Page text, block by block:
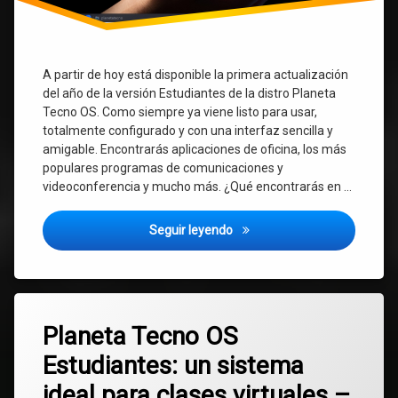
A partir de hoy está disponible la primera actualización
del año de la versión Estudiantes de la distro Planeta
Tecno OS. Como siempre ya viene listo para usar,
totalmente configurado y con una interfaz sencilla y
amigable. Encontrarás aplicaciones de oficina, los más
populares programas de comunicaciones y
videoconferencia y mucho más. ¿Qué encontrarás en …
Seguir leyendo Planeta Tecno OS
Webex
Planeta Tecno OS
Estudiantes: un sistema
alumnos
Chrome
comentarios
en
Planeta
Tecno
OS